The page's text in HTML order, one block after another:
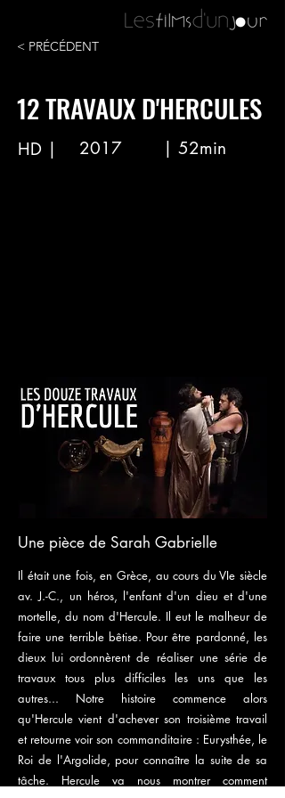
< PRÉCÉDENT
12 TRAVAUX D'HERCULES
HD | 2017 | 52min
Une pièce de Sarah Gabrielle
Il était une fois, en Grèce, au cours du VIe siècle
av. J.-C., un héros, l'enfant d'un dieu et d'une
mortelle, du nom d'Hercule. Il eut le malheur de
faire une terrible bêtise. Pour être pardonné, les
dieux lui ordonnèrent de réaliser une série de
travaux tous plus difficiles les uns que les
autres... Notre histoire commence alors
qu'Hercule vient d'achever son troisième travail
et retourne voir son commanditaire : Eurysthée, le
Roi de l'Argolide, pour connaître la suite de sa
tâche. Hercule va nous montrer comment